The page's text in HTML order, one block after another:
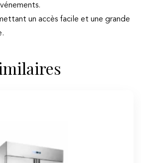
un accès facile et une grande